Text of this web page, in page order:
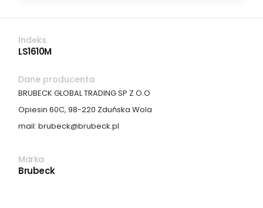
Indeks
LS1610M
Dane producenta
BRUBECK GLOBAL TRADING SP Z O.O
Opiesin 60C, 98-220 Zduńska Wola
mail: brubeck@brubeck.pl
Marka
Brubeck